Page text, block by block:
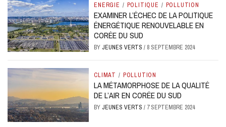
ENERGIE / POLITIQUE / POLLUTION
EXAMINER L’ÉCHEC DE LA POLITIQUE
ÉNERGÉTIQUE RENOUVELABLE EN
CORÉE DU SUD
BY JEUNES VERTS/ 8 SEPTEMBRE 2024
CLIMAT / POLLUTION
LA MÉTAMORPHOSE DE LA QUALITÉ
DE L’AIR EN CORÉE DU SUD
BY JEUNES VERTS/ 7 SEPTEMBRE 2024